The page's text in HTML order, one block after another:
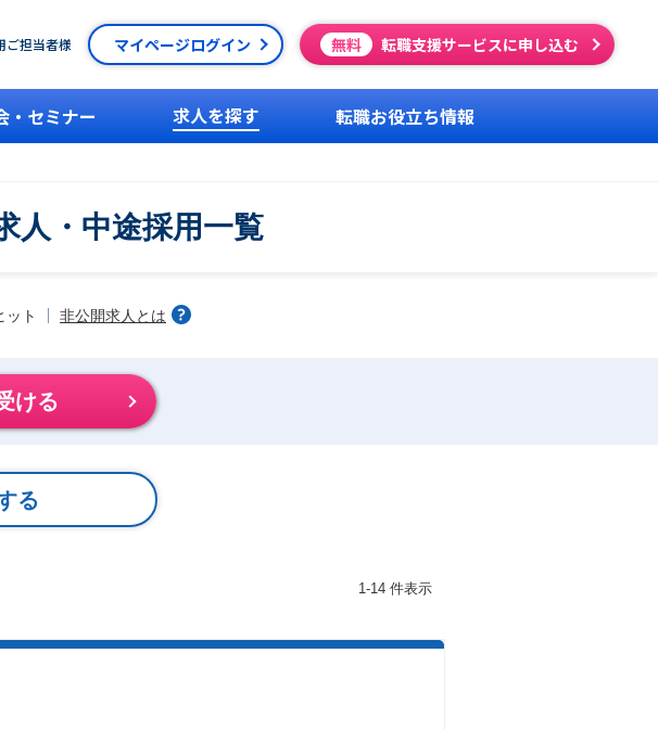
ご担当者様 マイページログイン 無料 転職支援サービスに申し込む
・セミナー 求人を探す 転職お役立ち情報
人・中途採用一覧
ット 非公開求人とは
ける
る
1-14 件表示